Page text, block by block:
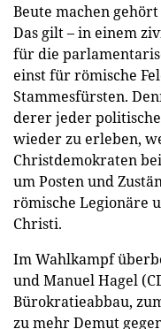
Beute machen
Das gilt – in einem
für die
einst für römische
Stammesfürsten.
derer jeder
wieder zu erleben,
Christdemokraten
um Posten und
römische Legionäre
Christi.
Im Wahlkampf
und Manuel Hagel
Bürokratieabbau,
zu mehr Demut